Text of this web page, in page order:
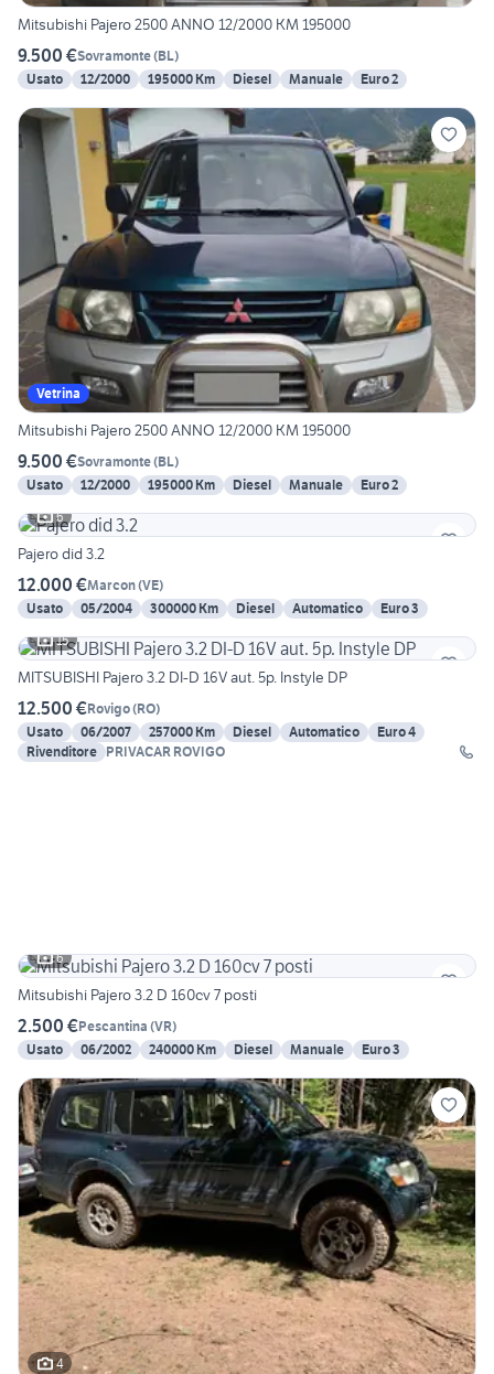
Mitsubishi Pajero 2500 ANNO 12/2000 KM 195000
9.500 €Sovramonte(BL)
Usato
12/2000 195000 Km Diesel Manuale Euro 2
Vetrina
Mitsubishi Pajero 2500 ANNO 12/2000 KM 195000
9.500 €Sovramonte(BL)
Usato
12/2000 195000 Km Diesel Manuale
Euro 2
6
Pajero did 3.2
12.000 €Marcon(VE)
Usato
05/2004 300000 Km Diesel Automatico
Euro 3
15
MITSUBISHI Pajero 3.2 DI-D 16V aut. 5p. Instyle DP
12.500 €Rovigo(RO)
Usato
06/2007 257000 Km Diesel Automatico
Euro 4
Rivenditore PRIVACAR ROVIGO
6
Mitsubishi Pajero 3.2 D 160cv 7 posti
2.500 €Pescantina (VR)
Usato
06/2002 240000 Km Diesel Manuale Euro 3
4